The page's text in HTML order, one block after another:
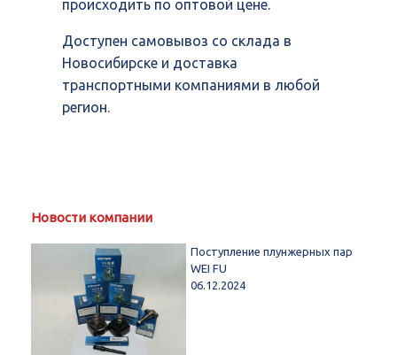
происходить по оптовой цене.
Доступен самовывоз со склада в
Новосибирске и доставка
транспортными компаниями в любой
регион.
Новости компании
Поступление плунжерных пар
WEI FU
06.12.2024